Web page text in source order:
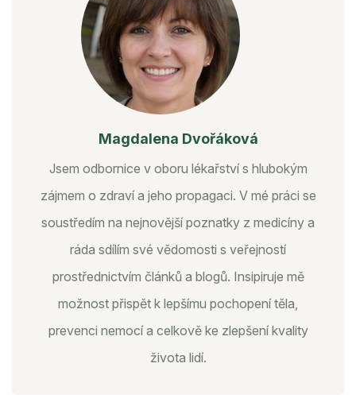
Magdalena Dvořáková
Jsem odbornice v oboru lékařství s hlubokým
zájmem o zdraví a jeho propagaci. V mé práci se
soustředím na nejnovější poznatky z medicíny a
ráda sdílím své vědomosti s veřejností
prostřednictvím článků a blogů. Insipiruje mě
možnost přispět k lepšímu pochopení těla,
prevenci nemocí a celkově ke zlepšení kvality
života lidí.